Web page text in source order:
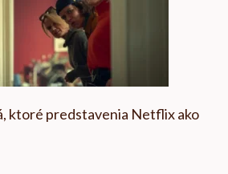
ktoré predstavenia Netflix ako